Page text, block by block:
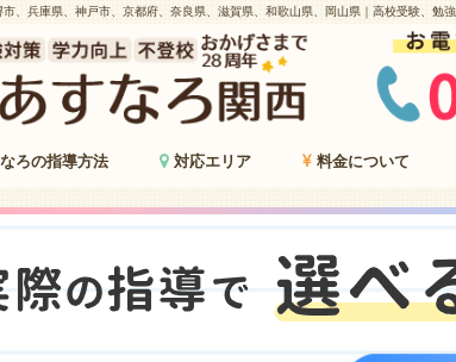
、兵庫県、神戸市、京都府、奈良県、滋賀県、和歌山県、岡山県｜高校受験、勉
ろの指導方法 対応エリア 料金について